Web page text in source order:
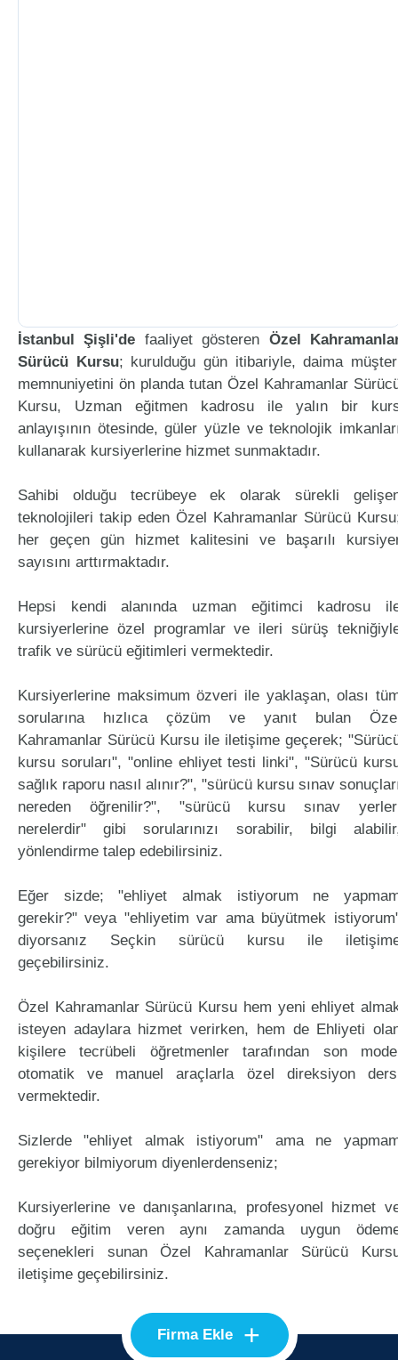
İstanbul Şişli'de faaliyet gösteren Özel
Sürücü Kursu; kurulduğu gün itibariyle, daima
memnuniyetini ön planda tutan Özel Kahramanlar
Kursu, Uzman eğitmen kadrosu ile yalın bir
anlayışının ötesinde, güler yüzle ve teknolojik
kullanarak kursiyerlerine hizmet sunmaktadır.
Sahibi olduğu tecrübeye ek olarak sürekli
teknolojileri takip eden Özel Kahramanlar Sürücü
her geçen gün hizmet kalitesini ve başarılı
sayısını arttırmaktadır.
Hepsi kendi alanında uzman eğitimci kadrosu
kursiyerlerine özel programlar ve ileri sürüş
trafik ve sürücü eğitimleri vermektedir.
Kursiyerlerine maksimum özveri ile yaklaşan, olası
sorularına hızlıca çözüm ve yanıt bulan
Kahramanlar Sürücü Kursu ile iletişime geçerek;
kursu soruları", "online ehliyet testi linki", "Sürücü
sağlık raporu nasıl alınır?", "sürücü kursu sınav
nereden öğrenilir?", "sürücü kursu sınav
nerelerdir" gibi sorularınızı sorabilir, bilgi
yönlendirme talep edebilirsiniz.
Eğer sizde; "ehliyet almak istiyorum ne
gerekir?" veya "ehliyetim var ama büyütmek
diyorsanız Seçkin sürücü kursu ile
geçebilirsiniz.
Özel Kahramanlar Sürücü Kursu hem yeni ehliyet
isteyen adaylara hizmet verirken, hem de Ehliyeti
kişilere tecrübeli öğretmenler tarafından son
otomatik ve manuel araçlarla özel direksiyon
vermektedir.
Sizlerde "ehliyet almak istiyorum" ama ne
gerekiyor bilmiyorum diyenlerdenseniz;
Kursiyerlerine ve danışanlarına, profesyonel hizmet
doğru eğitim veren aynı zamanda uygun
seçenekleri sunan Özel Kahramanlar Sürücü
iletişime geçebilirsiniz.
Firma Ekle +